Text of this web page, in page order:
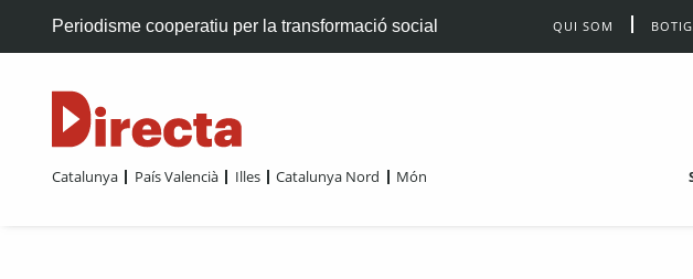
Periodisme cooperatiu per la transformació social QUI SOM
Catalunya País Valencià Illes Catalunya Nord Món